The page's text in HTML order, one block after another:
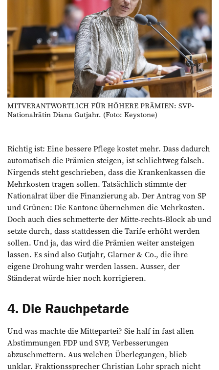
MITVERANTWORTLICH FÜR HÖHERE PRÄMIEN: SVP-
Nationalrätin Diana Gutjahr. (Foto: Keystone)
Richtig ist: Eine bessere Pflege kostet mehr. Dass dadurch
automatisch die Prämien steigen, ist schlichtweg falsch.
Nirgends steht geschrieben, dass die Krankenkassen die
Mehrkosten tragen sollen. Tatsächlich stimmte der
Nationalrat über die Finanzierung ab. Der Antrag von SP
und Grünen: Die Kantone übernehmen die Mehrkosten.
Doch auch dies schmetterte der Mitte-rechts-Block ab und
setzte durch, dass stattdessen die Tarife erhöht werden
sollen. Und ja, das wird die Prämien weiter ansteigen
lassen. Es sind also Gutjahr, Glarner & Co., die ihre
eigene Drohung wahr werden lassen. Ausser, der
Ständerat würde hier noch korrigieren.
4. Die Rauchpetarde
Und was machte die Mittepartei? Sie half in fast allen
Abstimmungen FDP und SVP, Verbesserungen
abzuschmettern. Aus welchen Überlegungen, blieb
unklar. Fraktionssprecher Christian Lohr sprach nicht